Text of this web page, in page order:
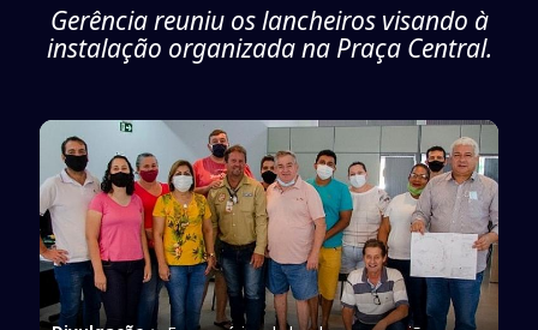
Gerência reuniu os lancheiros visando à
instalação organizada na Praça Central.